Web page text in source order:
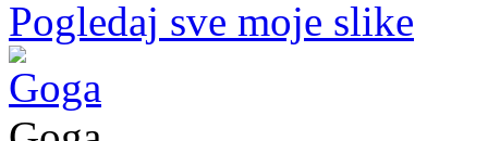
Pogledaj sve moje slike